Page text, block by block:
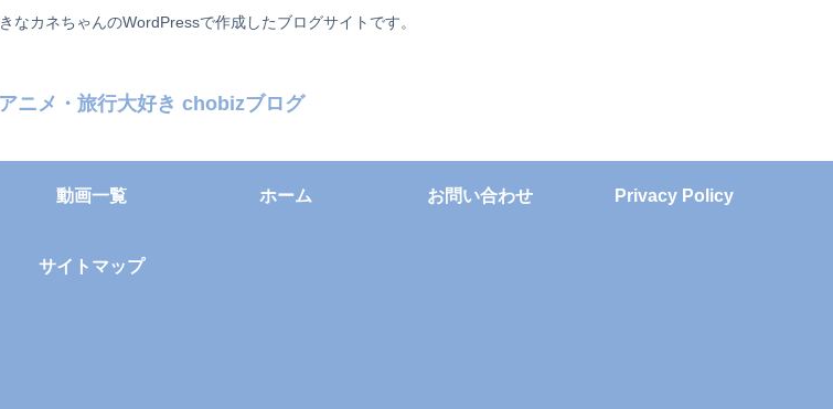
なカネちゃんのWordPressで作成したブログサイトです。
ニメ・旅行大好き chobizブログ
動画一覧 ホーム お問い合わせ Privacy Policy
サイトマップ